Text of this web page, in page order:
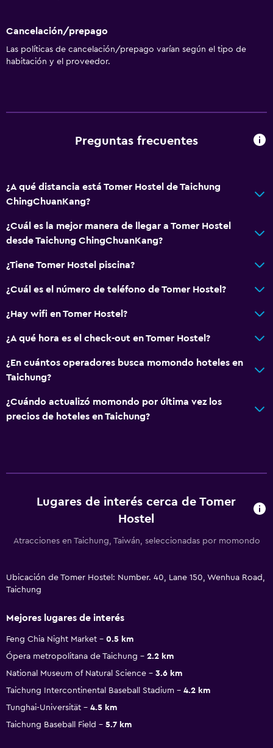
Cancelación/prepago
Las políticas de cancelación/prepago varían según el tipo de
habitación y el proveedor.
Preguntas frecuentes
¿A qué distancia está Tomer Hostel de Taichung
ChingChuanKang?
¿Cuál es la mejor manera de llegar a Tomer Hostel
desde Taichung ChingChuanKang?
¿Tiene Tomer Hostel piscina?
¿Cuál es el número de teléfono de Tomer Hostel?
¿Hay wifi en Tomer Hostel?
¿A qué hora es el check-out en Tomer Hostel?
¿En cuántos operadores busca momondo hoteles en
Taichung?
¿Cuándo actualizó momondo por última vez los
precios de hoteles en Taichung?
Lugares de interés cerca de Tomer
Hostel
Atracciones en Taichung, Taiwán, seleccionadas por momondo
Ubicación de Tomer Hostel: Number. 40, Lane 150, Wenhua Road,
Taichung
Mejores lugares de interés
Feng Chia Night Market
0.5 km
Ópera metropolitana de Taichung
2.2 km
National Museum of Natural Science
3.6 km
Taichung Intercontinental Baseball Stadium
4.2 km
Tunghai-Universität
4.5 km
Taichung Baseball Field
5.7 km